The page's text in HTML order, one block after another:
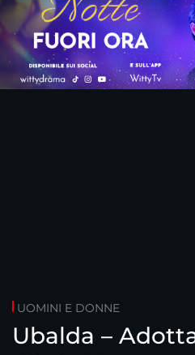
UOMINI E DONNE
Ubalda –